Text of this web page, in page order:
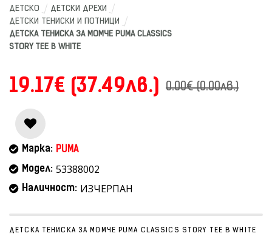
ДЕТСКО
ДЕТСКИ ДРЕХИ
ДЕТСКИ ТЕНИСКИ И ПОТНИЦИ
ДЕТСКА ТЕНИСКА ЗА МОМЧЕ PUMA CLASSICS
STORY TEE B WHITE
19.17€ (37.49лв.) 0.00€ (0.00лв.)
Марка: PUMA
Модел: 53388002
Наличност: ИЗЧЕРПАН
ДЕТСКА ТЕНИСКА ЗА МОМЧЕ PUMA CLASSICS STORY TEE B WHITE